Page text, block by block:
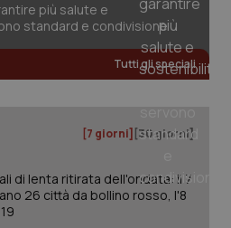
più salute e
standard e condivisione
Tutti gli speciali
[7 giorni] [30 giorni]
di lenta ritirata dell'ondata: il 7
26 città da bollino rosso, l'8
www.quotidianosanita.it